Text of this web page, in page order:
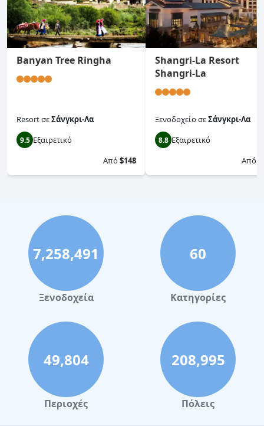
Banyan Tree Ringha
ResortσεΣάνγκρι-Λα
9.5 Εξαιρετικό
Από$148
Shangri-La Resort
Shangri-La
ΞενοδοχείοσεΣάνγκρι-Λα
8.8 Εξαιρετικό
Από
7,258,491
Ξενοδοχεία
60
Κατηγορίες
49,804
Περιοχές
208,995
Πόλεις